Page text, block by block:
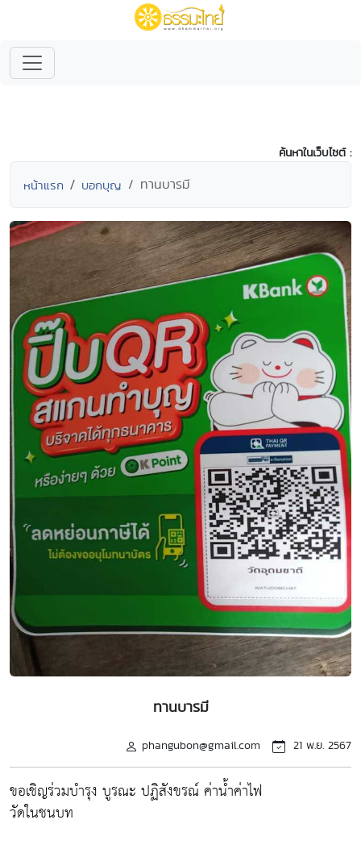
ค้นหาในเว็บไซต์ :
หน้าแรก บอกบุญ ทานบารมี
ทานบารมี
phangubon@gmail.com 21 พ.ย. 2567
ขอเชิญร่วมบำรุง บูรณะ ปฏิสังขรณ์ ค่าน้ำค่าไฟ
วัดในชนบท